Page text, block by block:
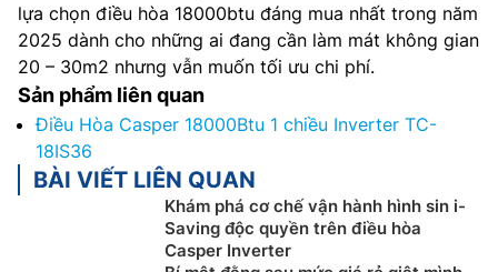
lựa chọn điều hòa 18000btu đáng mua nhất trong năm
2025 dành cho những ai đang cần làm mát không gian
20 – 30m2 nhưng vẫn muốn tối ưu chi phí.
Sản phẩm liên quan
Điều Hòa Casper 18000Btu 1 chiều Inverter TC-
18IS36
BÀI VIẾT LIÊN QUAN
Khám phá cơ chế vận hành hình sin i-
Saving độc quyền trên điều hòa
Casper Inverter